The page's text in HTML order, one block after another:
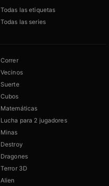
Todas las etiquetas
Todas las series
Correr
Vecinos
Suerte
Cubos
Matemáticas
Lucha para 2 jugadores
Minas
Destroy
Dragones
Terror 3D
Alien